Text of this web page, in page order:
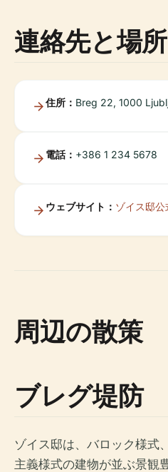
連絡先と場所
住所： Breg 22, 1000
電話： +386 1 234 5678
ウェブサイト： ゾイス邸公
周辺の散策
ブレグ堤防
ゾイス邸は、バロック様式
主義様式の建物が並ぶ景観